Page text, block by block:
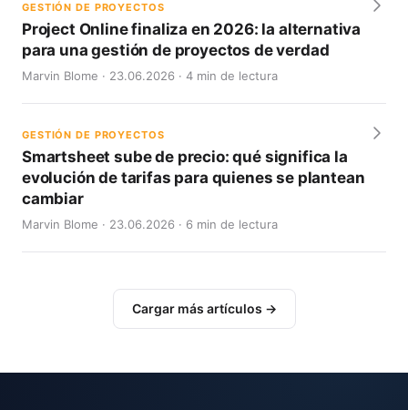
GESTIÓN DE PROYECTOS
Project Online finaliza en 2026: la alternativa
para una gestión de proyectos de verdad
Marvin Blome · 23.06.2026 · 4 min de lectura
GESTIÓN DE PROYECTOS
Smartsheet sube de precio: qué significa la
evolución de tarifas para quienes se plantean
cambiar
Marvin Blome · 23.06.2026 · 6 min de lectura
Cargar más artículos →